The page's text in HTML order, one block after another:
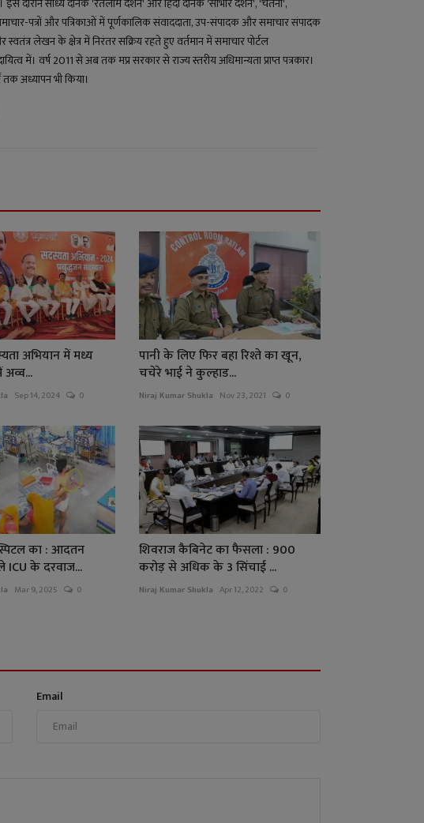
दौरान सांध्य दैनिक 'रतलाम दर्शन' और हिंदी दैनिक 'साभार दर्शन', 'चेतना',
पत्रों और पत्रिकाओं में पूर्णकालिक संवाददाता, उप-संपादक और समाचार संपादक
स्वतंत्र लेखन के क्षेत्र में निरंतर सक्रिय रहते हुए वर्तमान में समाचार पोर्टल
में। वर्ष 2011 से अब तक मप्र सरकार से राज्य स्तरीय अधिमान्यता प्राप्त पत्रकार।
अध्यापन भी किया।
अभियान में मध्य
Sep 14, 2024 0
पानी के लिए फिर बहा रिश्ते का खून,
चचेरे भाई ने कुल्हाड...
Niraj Kumar Shukla Nov 23, 2021 0
का : आदतन
ICU के दरवाज...
Mar 9, 2025 0
शिवराज कैबिनेट का फैसला : 900
करोड़ से अधिक के 3 सिंचाई ...
Niraj Kumar Shukla Apr 12, 2022 0
Email